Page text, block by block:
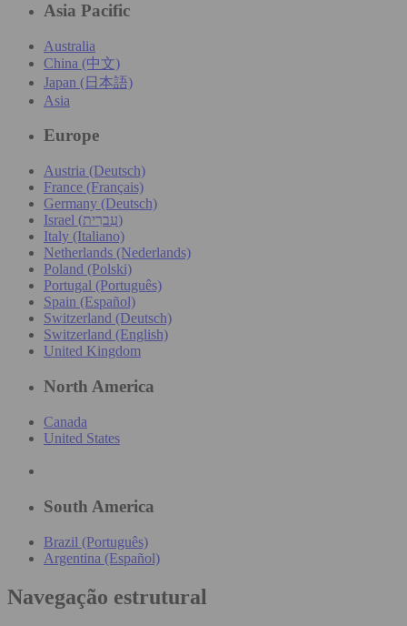
Asia Pacific
Australia
China (中文)
Japan (日本語)
Asia
Europe
Austria (Deutsch)
France (Français)
Germany (Deutsch)
Israel (עִברִית)
Italy (Italiano)
Netherlands (Nederlands)
Poland (Polski)
Portugal (Português)
Spain (Español)
Switzerland (Deutsch)
Switzerland (English)
United Kingdom
North America
Canada
United States
South America
Brazil (Português)
Argentina (Español)
Navegação estrutural